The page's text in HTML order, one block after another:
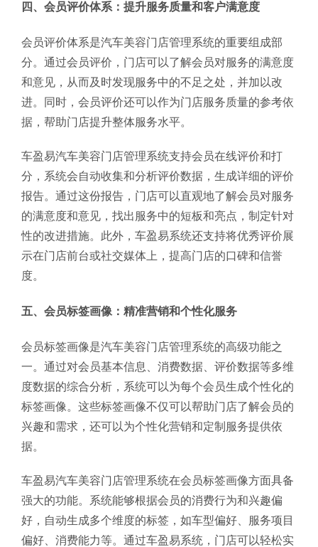
四、会员评价体系：提升服务质量和客户满意度
会员评价体系是汽车美容门店管理系统的重要组成部
分。通过会员评价，门店可以了解会员对服务的满意度
和意见，从而及时发现服务中的不足之处，并加以改
进。同时，会员评价还可以作为门店服务质量的参考依
据，帮助门店提升整体服务水平。
车盈易汽车美容门店管理系统支持会员在线评价和打
分，系统会自动收集和分析评价数据，生成详细的评价
报告。通过这份报告，门店可以直观地了解会员对服务
的满意度和意见，找出服务中的短板和亮点，制定针对
性的改进措施。此外，车盈易系统还支持将优秀评价展
示在门店前台或社交媒体上，提高门店的口碑和信誉
度。
五、会员标签画像：精准营销和个性化服务
会员标签画像是汽车美容门店管理系统的高级功能之
一。通过对会员基本信息、消费数据、评价数据等多维
度数据的综合分析，系统可以为每个会员生成个性化的
标签画像。这些标签画像不仅可以帮助门店了解会员的
兴趣和需求，还可以为个性化营销和定制服务提供依
据。
车盈易汽车美容门店管理系统在会员标签画像方面具备
强大的功能。系统能够根据会员的消费行为和兴趣偏
好，自动生成多个维度的标签，如车型偏好、服务项目
偏好、消费能力等。通过车盈易系统，门店可以轻松实